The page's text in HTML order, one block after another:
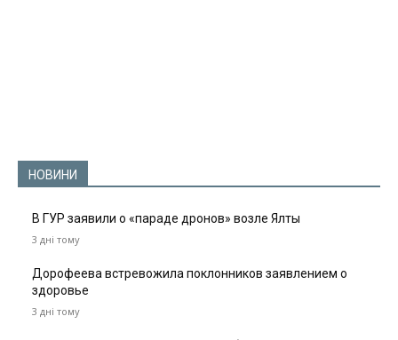
НОВИНИ
В ГУР заявили о «параде дронов» возле Ялты
3 дні тому
Дорофеева встревожила поклонников заявлением о
здоровье
3 дні тому